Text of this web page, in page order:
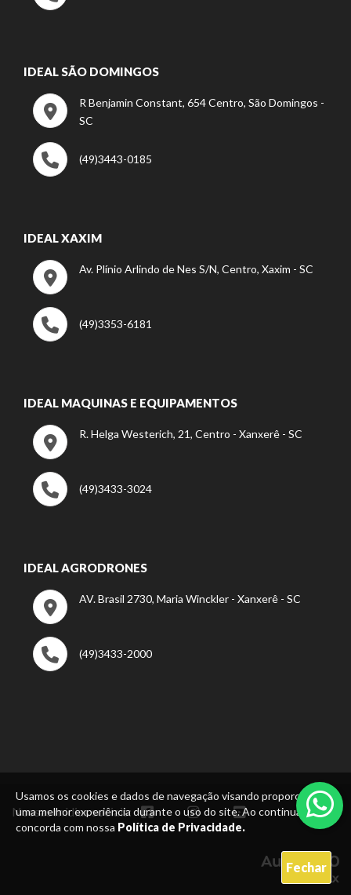
Usamos os cookies e dados de navegação visando proporcionar
uma melhor experiência durante o uso do site. Ao continuar, você
concorda com nossa Política de Privacidade.
Fechar
IDEAL SÃO DOMINGOS
R Benjamin Constant, 654 Centro, São Domingos -
SC
(49)3443-0185
IDEAL XAXIM
Av. Plínio Arlindo de Nes S/N, Centro, Xaxim - SC
(49)3353-6181
IDEAL MAQUINAS E EQUIPAMENTOS
R. Helga Westerich, 21, Centro - Xanxerê - SC
(49)3433-3024
IDEAL AGRODRONES
AV. Brasil 2730, Maria Winckler - Xanxerê - SC
(49)3433-2000
Nossas mídias sociais: